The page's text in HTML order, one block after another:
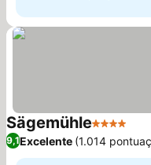
Sägemühle4 Estrelas
9,1Excelente (1.014